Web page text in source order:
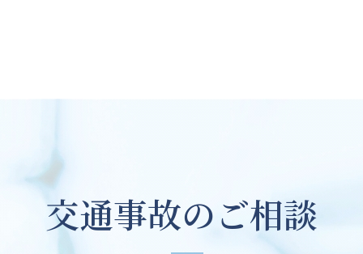
交通事故のご相談